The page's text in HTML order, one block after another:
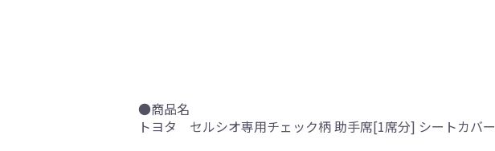
●商品名
トヨタ セルシオ専用チェック柄 助手席[1席分] シートカバー